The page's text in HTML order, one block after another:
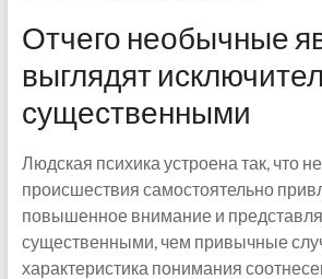
Отчего необычные
выглядят
существенными
Людская психика устроена так, что
происшествия самостоятельно
повышенное внимание и
существенными, чем привычные
характеристика понимания